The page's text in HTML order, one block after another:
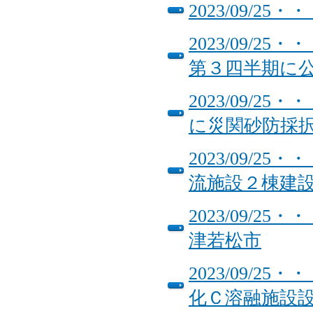
2023/09/25・
2023/09/25・
第３四半期に
2023/09/25・
に災関砂防採
2023/09/25・
流施設２棟建
2023/09/25・
津若松市
2023/09/25・
化Ｃ溶融施設